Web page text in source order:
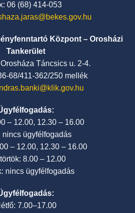
06 (68) 414-053
Központ – Orosházi
Tankerület
Táncsics u. 2-4.
68/411-362/250 mellék
– 12.00, 12.30 – 16.00
nincs ügyfélfogadás
– 12.00, 12.30 – 16.00
8.00 – 12.00
nincs ügyfélfogadás
7.00–17.00